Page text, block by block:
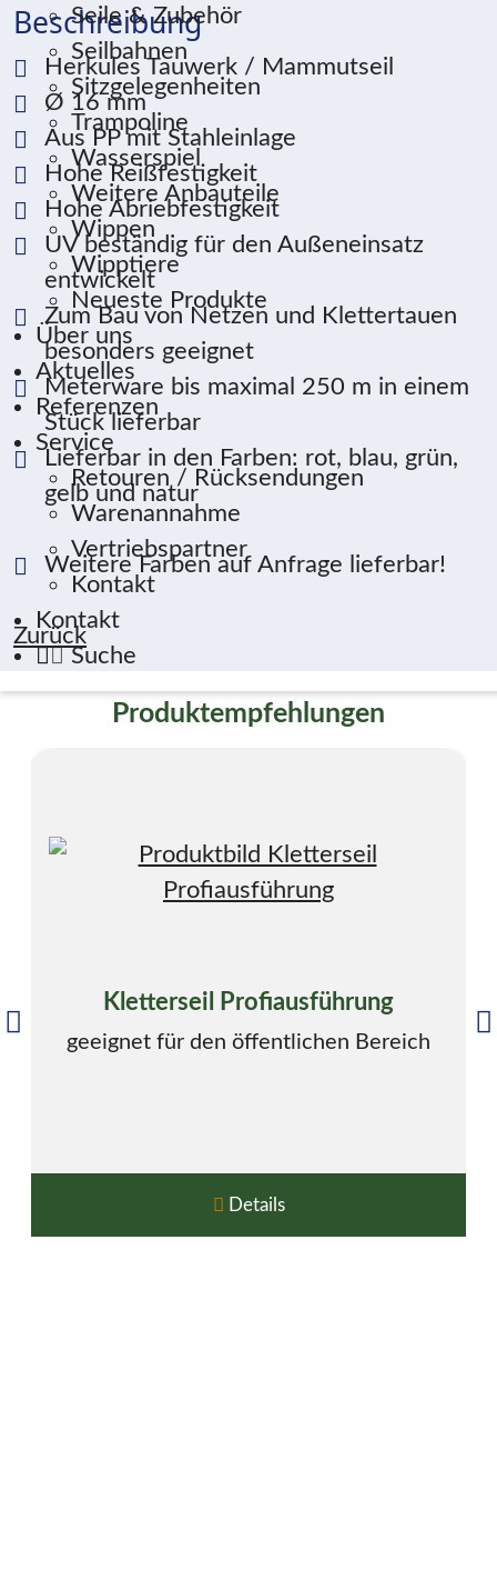
Seile & Zubehör
Seilbahnen
Sitzgelegenheiten
Trampoline
Wasserspiel
Weitere Anbauteile
Wippen
Wipptiere
Neueste Produkte
Über uns
Aktuelles
Referenzen
Service
Retouren / Rücksendungen
Warenannahme
Vertriebspartner
Kontakt
Kontakt
Suche
Beschreibung
Herkules Tauwerk / Mammutseil
Ø 16 mm
Aus PP mit Stahleinlage
Hohe Reißfestigkeit
Hohe Abriebfestigkeit
UV beständig für den Außeneinsatz
entwickelt
Zum Bau von Netzen und Klettertauen
besonders geeignet
Meterware bis maximal 250 m in einem
Stück lieferbar
Lieferbar in den Farben: rot, blau, grün,
gelb und natur
Weitere Farben auf Anfrage lieferbar!
Zurück
Produktempfehlungen
Kletterseil Profiausführung
geeignet für den öffentlichen Bereich
Details